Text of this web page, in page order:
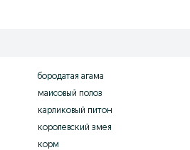
бородатая агама
маисовый полоз
карликовый питон
королевский змея
корм